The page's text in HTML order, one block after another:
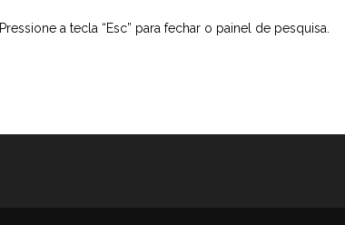
Pressione a tecla “Esc” para fechar o painel de pesquisa.